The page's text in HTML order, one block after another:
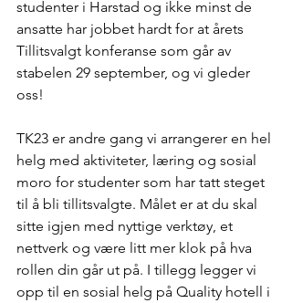
studenter i Harstad og ikke minst de
ansatte har jobbet hardt for at årets
Tillitsvalgt konferanse som går av
stabelen 29 september, og vi gleder
oss!
TK23 er andre gang vi arrangerer en hel
helg med aktiviteter, læring og sosial
moro for studenter som har tatt steget
til å bli tillitsvalgte. Målet er at du skal
sitte igjen med nyttige verktøy, et
nettverk og være litt mer klok på hva
rollen din går ut på. I tillegg legger vi
opp til en sosial helg på Quality hotell i